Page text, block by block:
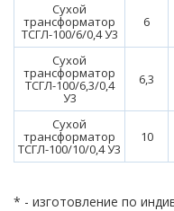
Сухой
трансформатор
ТСГЛ-100/6/0,4 У3
6
Сухой
трансформатор
ТСГЛ-100/6,3/0,4
У3
6,3
Сухой
трансформатор
ТСГЛ-100/10/0,4 У3
10
* - изготовление по